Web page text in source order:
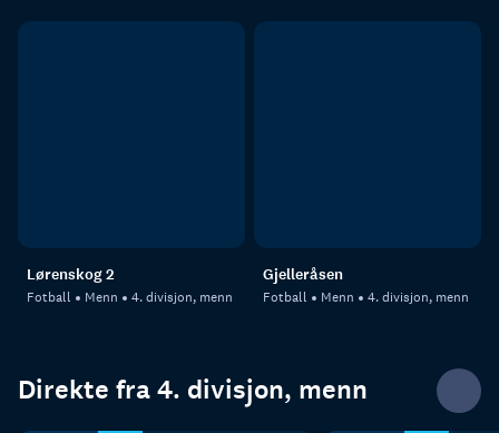
Lørenskog 2
Fotball Menn 4. divisjon, menn
Gjelleråsen
Fotball Menn 4. divisjon, menn
Direkte fra 4. divisjon, menn